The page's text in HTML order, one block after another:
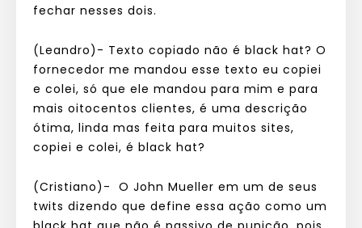
fechar nesses dois.
(Leandro)- Texto copiado não é black hat? O
fornecedor me mandou esse texto eu copiei
e colei, só que ele mandou para mim e para
mais oitocentos clientes, é uma descrição
ótima, linda mas feita para muitos sites,
copiei e colei, é black hat?
(Cristiano)- O John Mueller em um de seus
twits dizendo que define essa ação como um